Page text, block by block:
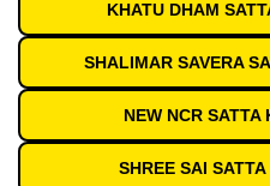
KHATU DHAM
SHALIMAR SAVERA
NEW NCR SATTA
SHREE SAI